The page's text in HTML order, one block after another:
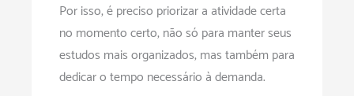
Por isso, é preciso priorizar a atividade certa
no momento certo, não só para manter seus
estudos mais organizados, mas também para
dedicar o tempo necessário à demanda.